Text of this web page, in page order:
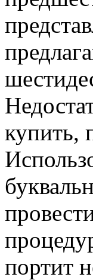
купить,
портит